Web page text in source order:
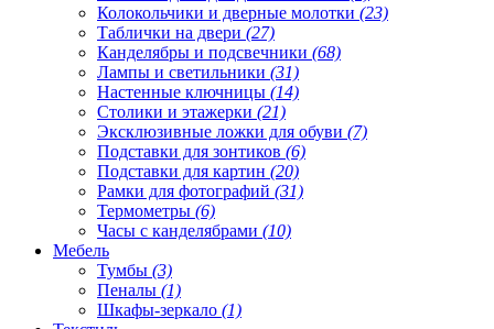
Колокольчики и дверные молотки (23)
Таблички на двери (27)
Канделябры и подсвечники (68)
Лампы и светильники (31)
Настенные ключницы (14)
Столики и этажерки (21)
Эксклюзивные ложки для обуви (7)
Подставки для зонтиков (6)
Подставки для картин (20)
Рамки для фотографий (31)
Термометры (6)
Часы с канделябрами (10)
Мебель
Тумбы (3)
Пеналы (1)
Шкафы-зеркало (1)